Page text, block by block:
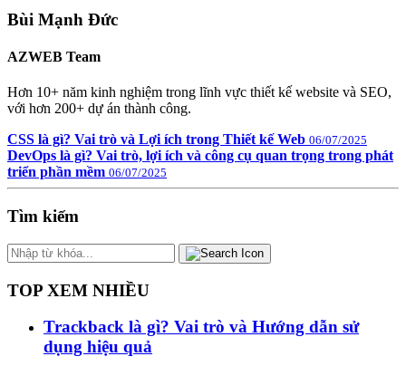
Bùi Mạnh Đức
AZWEB Team
Hơn 10+ năm kinh nghiệm trong lĩnh vực thiết kế website và SEO,
với hơn 200+ dự án thành công.
CSS là gì? Vai trò và Lợi ích trong Thiết kế Web 06/07/2025
DevOps là gì? Vai trò, lợi ích và công cụ quan trọng trong phát
triển phần mềm 06/07/2025
Tìm kiếm
TOP XEM NHIỀU
Trackback là gì? Vai trò và Hướng dẫn sử
dụng hiệu quả